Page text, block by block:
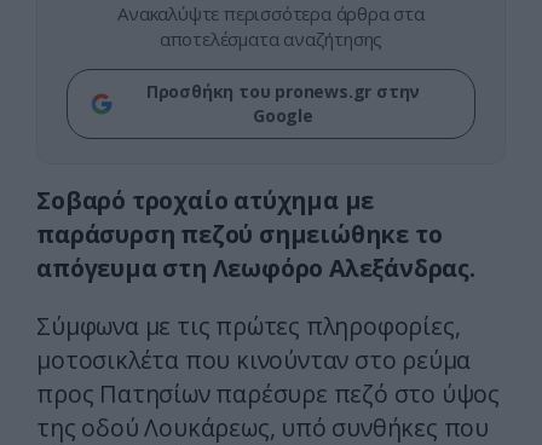
Ανακαλύψτε περισσότερα άρθρα στα
αποτελέσματα αναζήτησης
Προσθήκη του pronews.gr στην
Google
Σοβαρό τροχαίο ατύχημα με
παράσυρση πεζού σημειώθηκε το
απόγευμα στη Λεωφόρο Αλεξάνδρας.
Σύμφωνα με τις πρώτες πληροφορίες,
μοτοσικλέτα που κινούνταν στο ρεύμα
προς Πατησίων παρέσυρε πεζό στο ύψος
της οδού Λουκάρεως, υπό συνθήκες που